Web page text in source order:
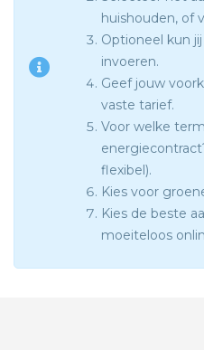
huishouden, of
Optioneel kun
invoeren.
Geef jouw
vaste tarief.
Voor welke
flexibel).
Kies voor
Kies de beste
moeiteloos